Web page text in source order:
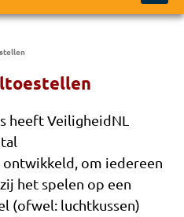
heeft VeiligheidNL
om iedereen
het spelen op een
(ofwel: luchtkussen)